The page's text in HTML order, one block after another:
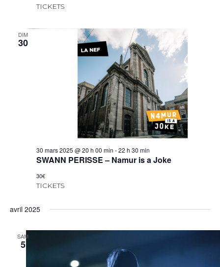
TICKETS
DIM
30
30 mars 2025 @ 20 h 00 min -22 h 30 min
SWANN PERISSE – Namur is a Joke
30€
TICKETS
avril 2025
SAM
5